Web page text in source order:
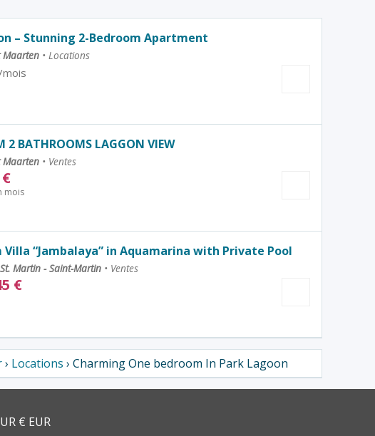
– Stunning 2-Bedroom Apartment
Maarten • Locations
2 BATHROOMS LAGGON VIEW
Maarten • Ventes
€
mois
Villa “Jambalaya” in Aquamarina with Private Pool
Martin - Saint-Martin • Ventes
€
› Locations › Charming One bedroom In Park Lagoon
€ EUR